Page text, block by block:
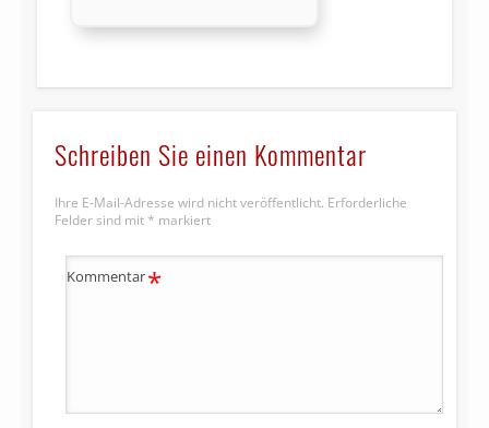
Schreiben Sie einen Kommentar
Ihre E-Mail-Adresse wird nicht veröffentlicht. Erforderliche
Felder sind mit * markiert
Kommentar*